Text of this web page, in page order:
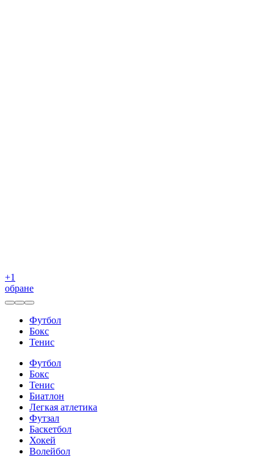
+1
обране
Футбол
Бокс
Тенис
Футбол
Бокс
Тенис
Биатлон
Легкая атлетика
Футзал
Баскетбол
Хокей
Волейбол